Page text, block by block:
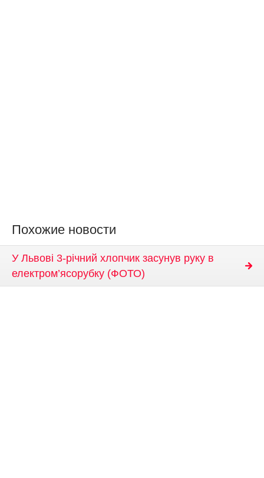
Похожие новости
У Львові 3-річний хлопчик засунув руку в
електром’ясорубку (ФОТО)